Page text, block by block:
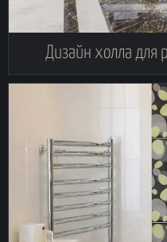
Дизайн холла для